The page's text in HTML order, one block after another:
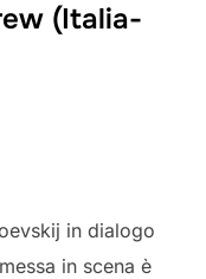
(Italia-
in dialogo
in scena è